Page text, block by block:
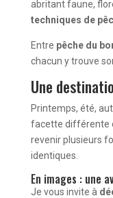
abritant faune,
techniques de
Entre pêche du
chacun y trouve
Une
Printemps, été,
facette différente
revenir plusieurs
identiques.
En images : une
Je vous invite à